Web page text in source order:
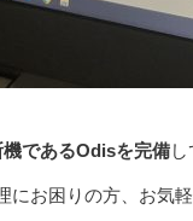
であるOdisを完備
にお困りの方、お気